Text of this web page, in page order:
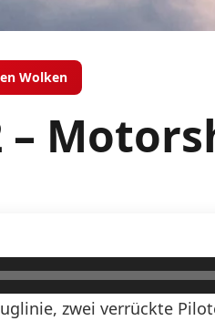
Wolken
–
zwei verrückte